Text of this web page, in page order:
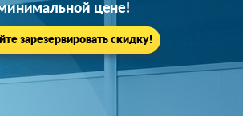
цене!
зарезервировать скидку!